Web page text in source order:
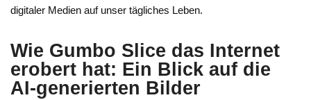
digitaler Medien auf unser tägliches Leben.
Wie Gumbo Slice das Internet
erobert hat: Ein Blick auf die
AI-generierten Bilder